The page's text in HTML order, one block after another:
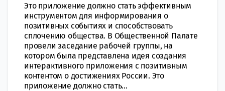
Это приложение должно стать эффективным
инструментом для информирования о
позитивных событиях и способствовать
сплочению общества. В Общественной Палате
провели заседание рабочей группы, на
котором была представлена идея создания
интерактивного приложения с позитивным
контентом о достижениях России. Это
приложение должно стать...